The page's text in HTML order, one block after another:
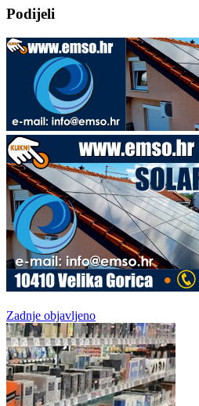
Podijeli
Zadnje objavljeno